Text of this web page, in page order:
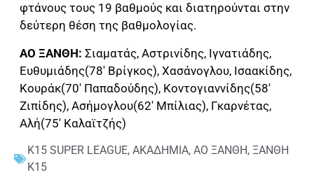
φτάνους τους 19 βαθμούς και διατηρούνται στην
δεύτερη θέση της βαθμολογίας.
ΑΟ ΞΑΝΘΗ: Σιαματάς, Αστρινίδης, Ιγνατιάδης,
Ευθυμιάδης(78′ Βρίγκος), Χασάνογλου, Ισαακίδης,
Κουράκ(70′ Παπαδούδης), Κοντογιαννίδης(58′
Ζιπίδης), Ασήμογλου(62′ Μπίλιας), Γκαρνέτας,
Αλή(75′ Καλαϊτζής)
K15 SUPER LEAGUE, ΑΚΑΔΗΜΙΑ, ΑΟ ΞΑΝΘΗ, ΞΑΝΘΗ
Κ15